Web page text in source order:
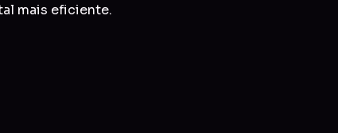
mais eficiente.